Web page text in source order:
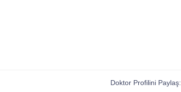
Doktor Profilini Paylaş: